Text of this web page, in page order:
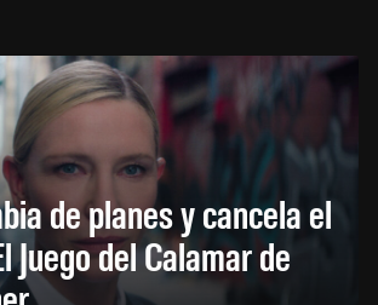
de planes y cancela el
Juego del Calamar de